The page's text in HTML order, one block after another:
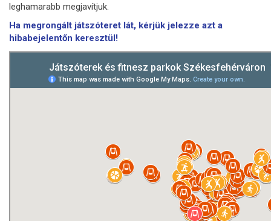
leghamarabb megjavítjuk.
Ha megrongált játszóteret lát, kérjük jelezze azt a
hibabejelentőn keresztül!